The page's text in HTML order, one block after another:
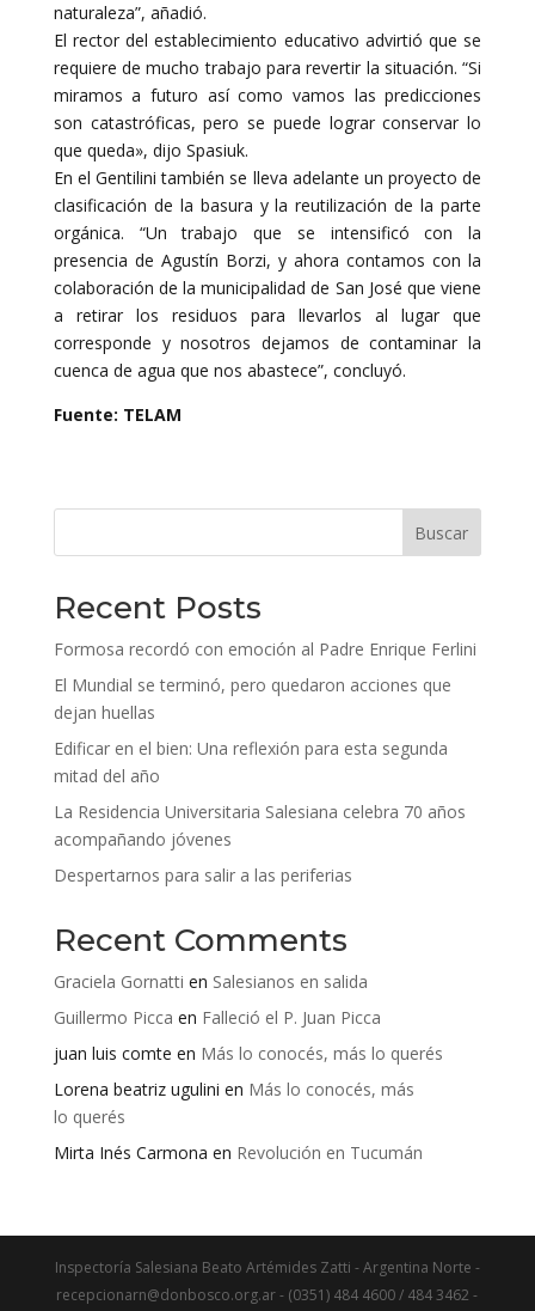
naturaleza”, añadió.
El rector del establecimiento educativo advirtió que se
requiere de mucho trabajo para revertir la situación. “Si
miramos a futuro así como vamos las predicciones
son catastróficas, pero se puede lograr conservar lo
que queda», dijo Spasiuk.
En el Gentilini también se lleva adelante un proyecto de
clasificación de la basura y la reutilización de la parte
orgánica. “Un trabajo que se intensificó con la
presencia de Agustín Borzi, y ahora contamos con la
colaboración de la municipalidad de San José que viene
a retirar los residuos para llevarlos al lugar que
corresponde y nosotros dejamos de contaminar la
cuenca de agua que nos abastece”, concluyó.
Fuente: TELAM
Buscar
Recent Posts
Formosa recordó con emoción al Padre Enrique Ferlini
El Mundial se terminó, pero quedaron acciones que
dejan huellas
Edificar en el bien: Una reflexión para esta segunda
mitad del año
La Residencia Universitaria Salesiana celebra 70 años
acompañando jóvenes
Despertarnos para salir a las periferias
Recent Comments
Graciela Gornatti en Salesianos en salida
Guillermo Picca en Falleció el P. Juan Picca
juan luis comte en Más lo conocés, más lo querés
Lorena beatriz ugulini en Más lo conocés, más
lo querés
Mirta Inés Carmona en Revolución en Tucumán
Inspectoría Salesiana Beato Artémides Zatti - Argentina Norte -
recepcionarn@donbosco.org.ar - (0351) 484 4600 / 484 3462 -